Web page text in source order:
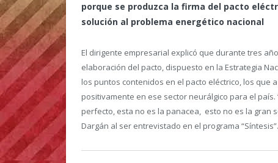
porque se produzca la firma del pacto
solución al problema energético nacional
El dirigente empresarial explicó que durante tres
elaboración del pacto, dispuesto en la Estrategia
los puntos contenidos en el pacto eléctrico, los
positivamente en ese sector neurálgico para el
perfecto, esta no es la panacea, esto no es la gran
Dargán al ser entrevistado en el programa “Síntesis”.